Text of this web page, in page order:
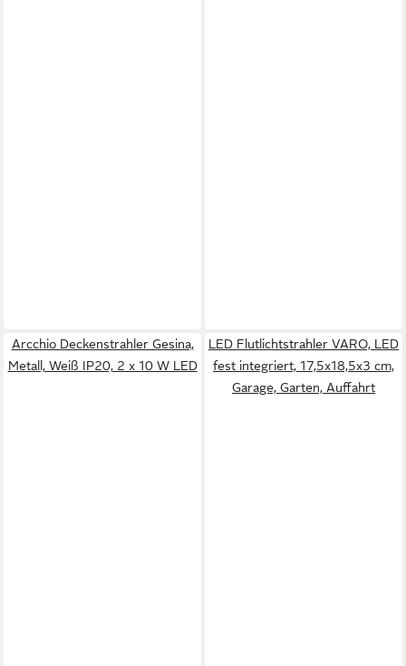
Arcchio Deckenstrahler Gesina,
Metall, Weiß IP20, 2 x 10 W LED
LED Flutlichtstrahler VARO, LED
fest integriert, 17,5x18,5x3 cm,
Garage, Garten, Auffahrt